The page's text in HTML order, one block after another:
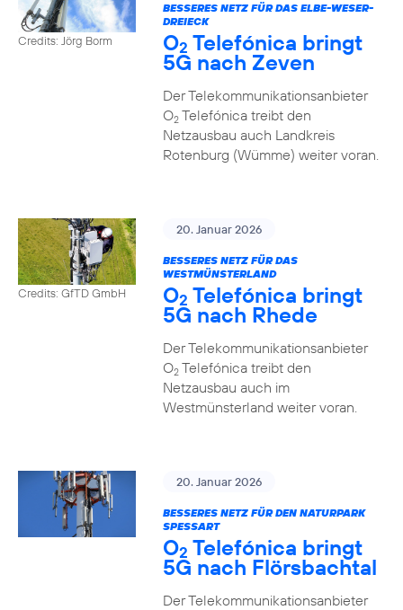
Credits: Jörg Borm
BESSERES NETZ FÜR DAS ELBE-WESER-
DREIECK
O2 Telefónica bringt
5G nach Zeven
Der Telekommunikationsanbieter
O2Telefónica treibt den
Netzausbau auch Landkreis
Rotenburg (Wümme) weiter voran.
Credits: GfTD GmbH
20. Januar 2026
BESSERES NETZ FÜR DAS
WESTMÜNSTERLAND
O2 Telefónica bringt
5G nach Rhede
Der Telekommunikationsanbieter
O2Telefónica treibt den
Netzausbau auch im
Westmünsterland weiter voran.
20. Januar 2026
BESSERES NETZ FÜR DEN NATURPARK
SPESSART
O2 Telefónica bringt
5G nach Flörsbachtal
Der Telekommunikationsanbieter